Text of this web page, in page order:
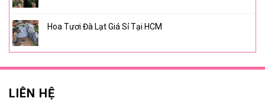
Hoa Tươi Đà Lạt Giá Sỉ Tại HCM
LIÊN HỆ